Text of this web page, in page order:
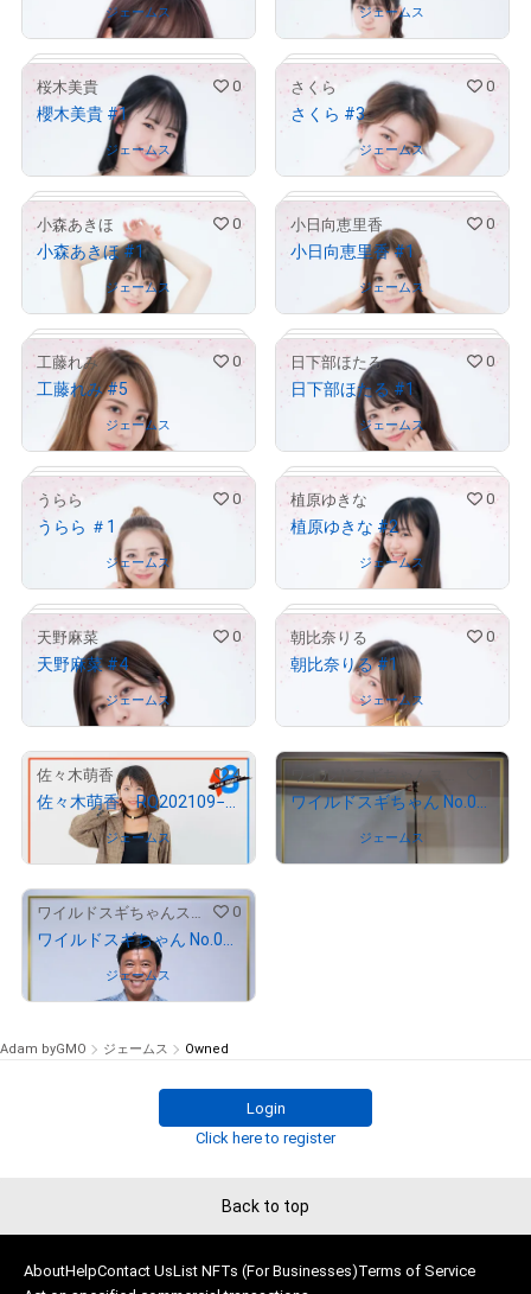
# 520/1000 # 638/1000
# 809/1000
ジェームス
# 150/1000
Owned byジェームス
桜木美貴 0
櫻木美貴 #1
Owned byジェームス
# 948/1000
さくら 0
さくら #3
Owned by ジェームス
# 772/1000
小森あきほ 0
小森あきほ #1
ジェームス
# 664/1000
小日向恵里香 0
小日向恵里香 #1
Owned byジェームス
# 955/1000
工藤れみ 0
工藤れみ #5
Owned by ジェームス
日下部ほたる 0
日下部ほたる #1
Owned by ジェームス
うらら 0
うらら ＃1
ジェームス
# 125/1000
植原ゆきな 0
植原ゆきな #2
ジェームス
# 210/1000
天野麻菜 0
天野麻菜 #4
Owned byジェームス
朝比奈りる 0
朝比奈りる #1
Owned byジェームス
佐々木萌香 4
佐々木萌香 RQ202109−01
Owned byジェームス
ワイルドスギちゃん No.01325
ジェームス
ワイルドスギちゃんストア 0
ワイルドスギちゃん No.00155
ジェームス
Adam byGMO ジェームス Owned
Login
Click here to register
Back to top
AboutHelpContact UsList NFTs (For Businesses)Terms of Service